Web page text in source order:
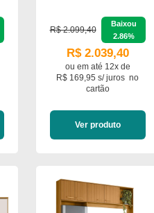
Tampo Poliman Móveis
R$ 2.099,40
Baixou
2.86%
R$ 2.039,40
ou ematé 12x de
R$ 169,95 s/ juros no
cartão
Ver produto